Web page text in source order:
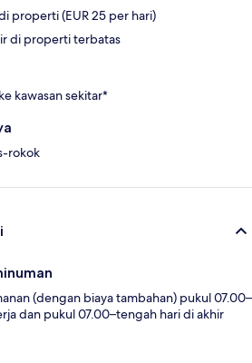
properti (EUR 25 per hari)
di properti terbatas
kawasan sekitar*
rokok
(dengan biaya tambahan) pukul 07.00–
dan pukul 07.00–tengah hari di akhir